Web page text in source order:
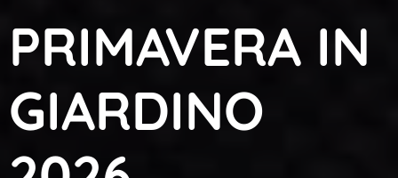
PRIMAVERA IN
GIARDINO